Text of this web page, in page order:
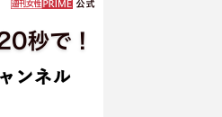
選した「がんに
ック、1日10点
見シート”簡単管